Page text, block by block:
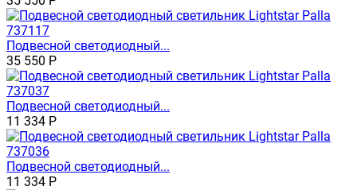
Подвесной светодиодный...
35 550 Р
Подвесной светодиодный...
11 334 Р
Подвесной светодиодный...
11 334 Р